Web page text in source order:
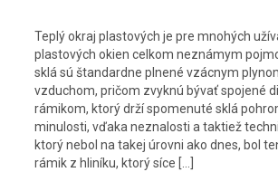
Teplý okraj plastových je pre mnohých
plastových okien celkom neznámym
sklá sú štandardne plnené vzácnym
vzduchom, pričom zvyknú bývať spojené
rámikom, ktorý drží spomenuté sklá
minulosti, vďaka neznalosti a taktiež
ktorý nebol na takej úrovni ako dnes, bol
rámik z hliníku, ktorý síce […]